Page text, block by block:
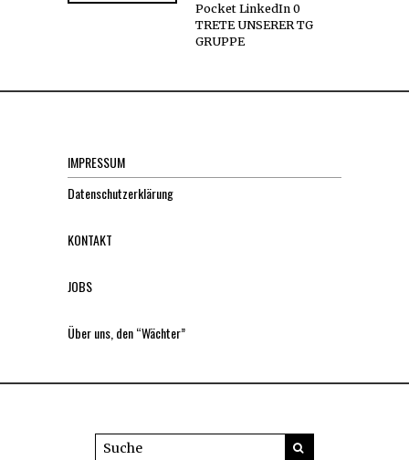
Pocket LinkedIn 0
TRETE UNSERER TG
GRUPPE
IMPRESSUM
Datenschutzerklärung
KONTAKT
JOBS
Über uns, den “Wächter”